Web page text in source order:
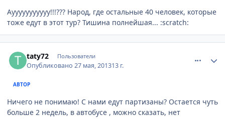
Аууууууууууу!!!??? Народ, где остальные 40 человек, которые
тоже едут в этот тур? Тишина полнейшая... :scratch:
taty72 Пользователи
Опубликовано27 мая, 201313 г.
АВТОР
Ничего не понимаю! С нами едут партизаны? Остается чуть
больше 2 недель, в автобусе , можно сказать, нет